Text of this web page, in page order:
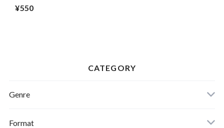
¥550
CATEGORY
Genre
Format